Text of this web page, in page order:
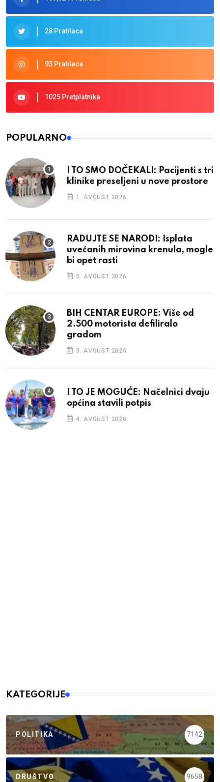
28 Pratilaca
93 Pratilaca
1025 Pretplatnika
POPULARNO
I TO SMO DOČEKALI: Pacijenti s tri
klinike preseljeni u nove prostore
1. AVGUST 2026.
RADUJTE SE NARODI: Isplata
uvećanih mirovina krenula, mogle
bi opet rasti
5. AVGUST 2026.
BIH CENTAR EUROPE: Više od
2.500 motorista defiliralo
gradom
3. AVGUST 2026.
I TO JE MOGUĆE: Načelnici dvaju
općina stavili potpis
4. AVGUST 2026.
KATEGORIJE
POLITIKA 7142
DRUŠTVO 9658